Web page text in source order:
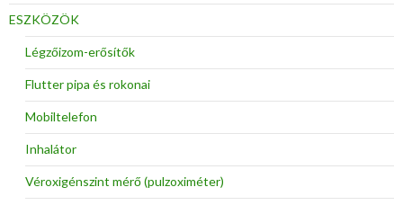
ESZKÖZÖK
Légzőizom-erősítők
Flutter pipa és rokonai
Mobiltelefon
Inhalátor
Véroxigénszint mérő (pulzoximéter)